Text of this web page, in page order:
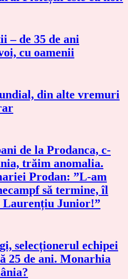
– de 35 de ani
cu oamenii
din alte vremuri
de la Prodanca, c-
trăim anomalia.
Prodan: ”L-am
să termine, îl
Laurențiu Junior!”
selecționerul echipei
25 de ani. Monarhia